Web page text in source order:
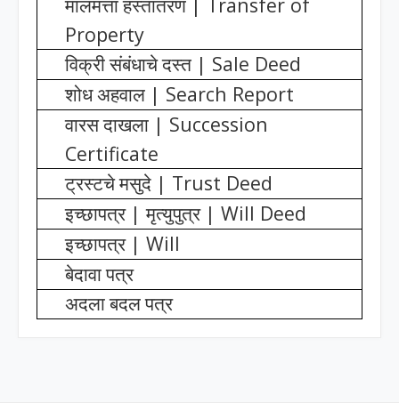
मालमत्ता हस्तांतरण | Transfer of
Property
विक्री संबंधाचे दस्त | Sale Deed
शोध अहवाल | Search Report
वारस दाखला | Succession
Certificate
ट्रस्टचे मसुदे | Trust Deed
इच्छापत्र |मृत्युपुत्र | Will Deed
इच्छापत्र | Will
बेदावा पत्र
अदला बदल पत्र